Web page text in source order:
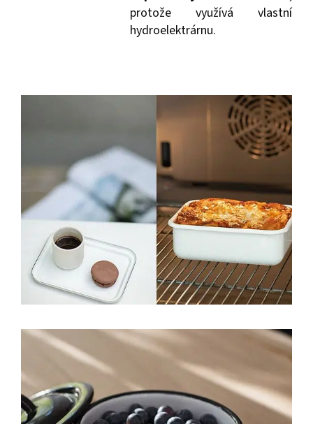
protože využívá vlastní
hydroelektrárnu.